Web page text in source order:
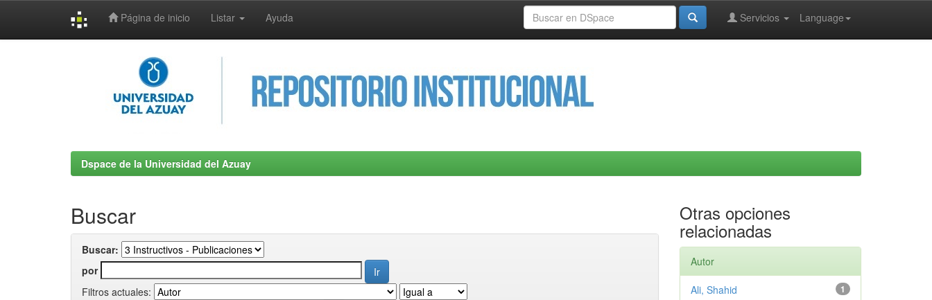
Página de inicio Listar Ayuda Language
Servicios
Dspace de la Universidad del Azuay
Buscar
Buscar:
por
Filtros actuales:
Otras opciones
relacionadas
Autor
1
Ali, Shahid